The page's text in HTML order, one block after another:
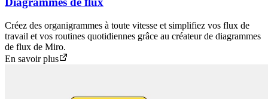
Créez des organigrammes à toute vitesse et simplifiez vos flux de
travail et vos routines quotidiennes grâce au créateur de diagrammes
de flux de Miro.
En savoir plus